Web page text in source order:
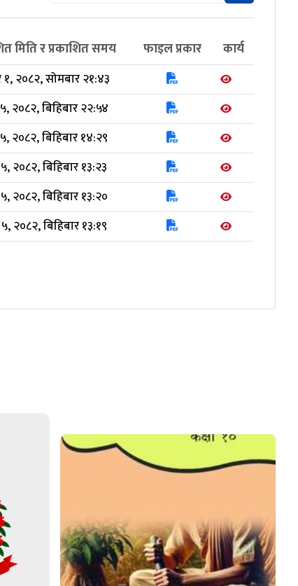
मिति र प्रकाशित समय फाइल प्रकार कार्य
१, २०८२, सोमबार २१:४३
२०८२, बिहिबार २२:५४
२०८२, बिहिबार १४:२९
२०८२, बिहिबार १३:२३
२०८२, बिहिबार १३:२०
२०८२, बिहिबार १३:१९